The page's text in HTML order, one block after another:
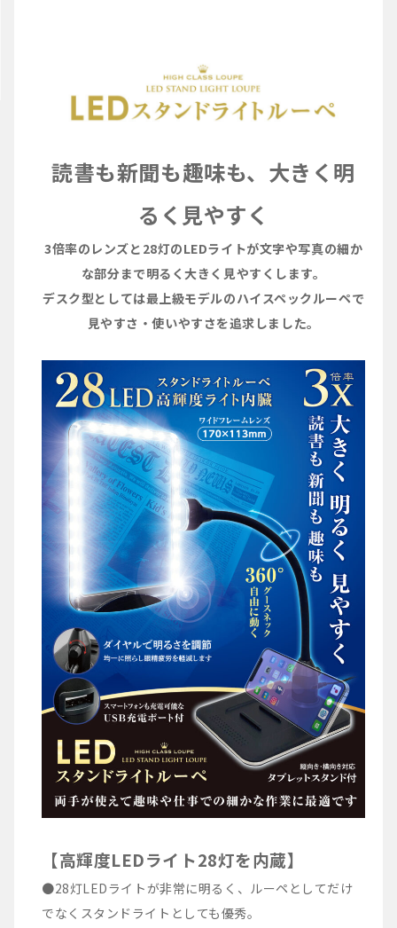
読書も新聞も趣味も、大きく明
るく見やすく
3倍率のレンズと28灯のLEDライトが文字や写真の細か
な部分まで明るく大きく見やすくします。
デスク型としては最上級モデルのハイスペックルーペで
見やすさ・使いやすさを追求しました。
【高輝度LEDライト28灯を内蔵】
●28灯LEDライトが非常に明るく、ルーペとしてだけ
でなくスタンドライトとしても優秀。